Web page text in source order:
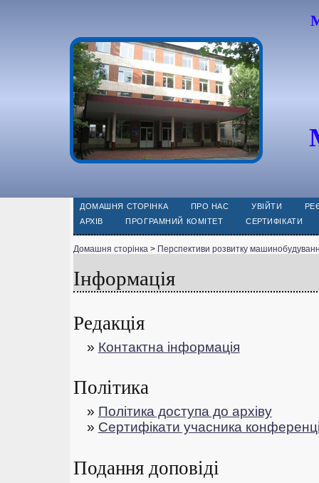
ДОМАШНЯ СТОРІНКА ПРО НАС УВІЙТИ
АРХІВ
ПРОГРАМНИЙ КОМІТЕТ СЕРТИФІКАТИ
Домашня сторінка > Перспективи розвитку
Інформація
Редакція
» Контактна інформація
Політика
» Політика доступа до архіву
» Сертифікати учасника
Подання доповіді